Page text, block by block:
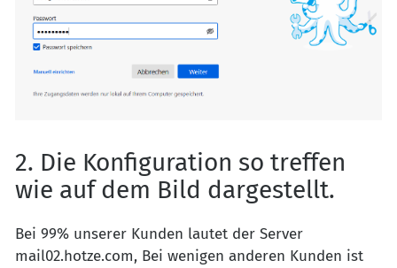
2. Die Konfiguration so treffen
wie auf dem Bild dargestellt.
Bei 99% unserer Kunden lautet der Server
mail02.hotze.com, Bei wenigen anderen Kunden ist